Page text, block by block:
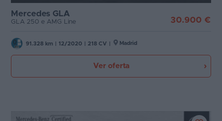
Mercedes GLA
GLA 250 e AMG Line 30.900 €
91.328 km 12/2020 218 CV Madrid
Ver oferta